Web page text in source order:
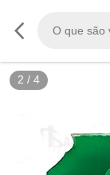
2 / 4